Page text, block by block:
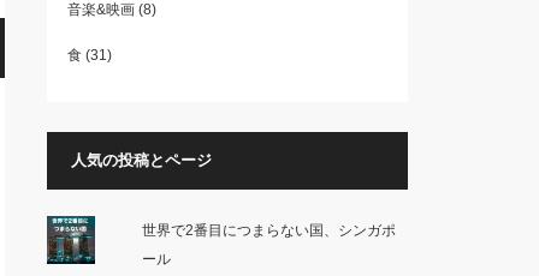
音楽&映画(8)
食(31)
人気の投稿とページ
世界で2番目につまらない国、シンガポ
ール